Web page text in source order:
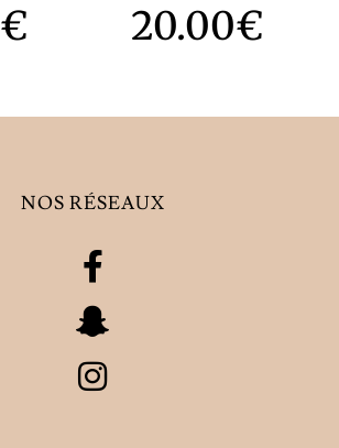
€
20.00€
NOS RÉSEAUX